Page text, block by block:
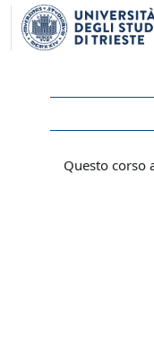
Vai al contenuto principale
Questo corso